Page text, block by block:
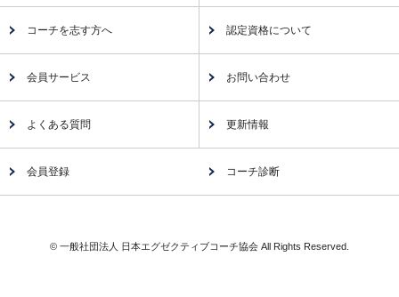
コーチを志す方へ 認定資格について
会員サービス お問い合わせ
よくある質問 更新情報
会員登録 コーチ診断
© 一般社団法人 日本エグゼクティブコーチ協会 All Rights Reserved.